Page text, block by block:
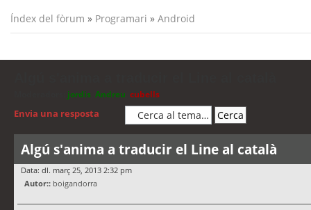
Índex del fòrum » Programari » Android
jordis Andreu cubells
Envia una resposta
Algú s'anima a traducir el Line al català
Data: dl. març 25, 2013 2:32 pm
Autor:: boigandorra